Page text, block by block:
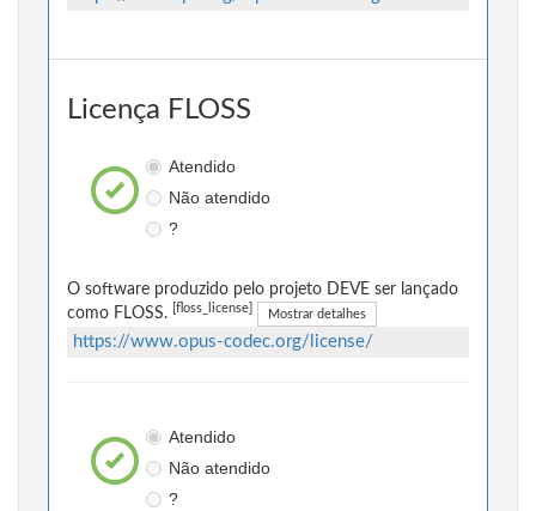
Licença FLOSS
Atendido
Não atendido
?
O software produzido pelo projeto DEVE ser lançado
como FLOSS.
[floss_license] Mostrar detalhes
https://www.opus-codec.org/license/
Atendido
Não atendido
?